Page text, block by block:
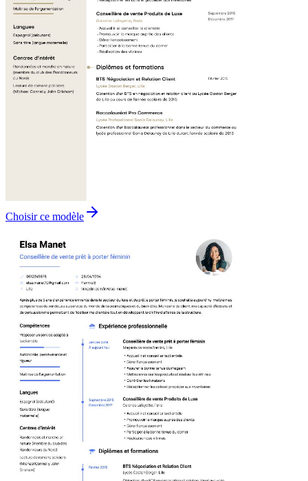
Choisir ce modèle